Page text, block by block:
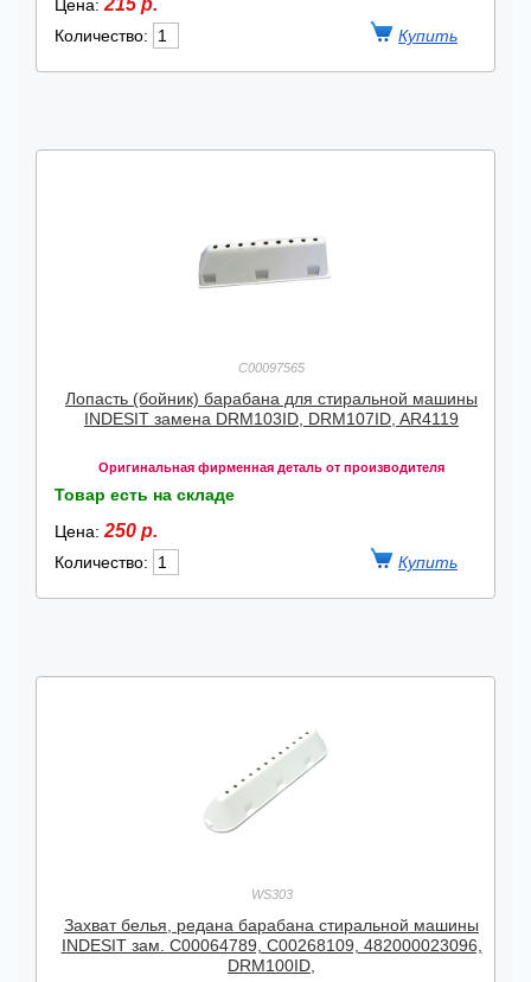
Цена: 215 р.
Количество:
C00097565
Лопасть (бойник) барабана для стиральной машины
INDESIT замена DRM103ID, DRM107ID, AR4119
Оригинальная фирменная деталь от производителя
Товар есть на складе
Цена: 250 р.
Количество:
WS303
Захват белья, редана барабана стиральной машины
INDESIT зам. C00064789, C00268109, 482000023096,
DRM100ID,